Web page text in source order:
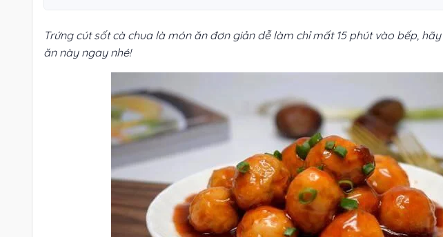
Trứng cút sốt cà chua là món ăn đơn giản dễ làm chỉ mất 15 phút vào bếp,
ăn này ngay nhé!